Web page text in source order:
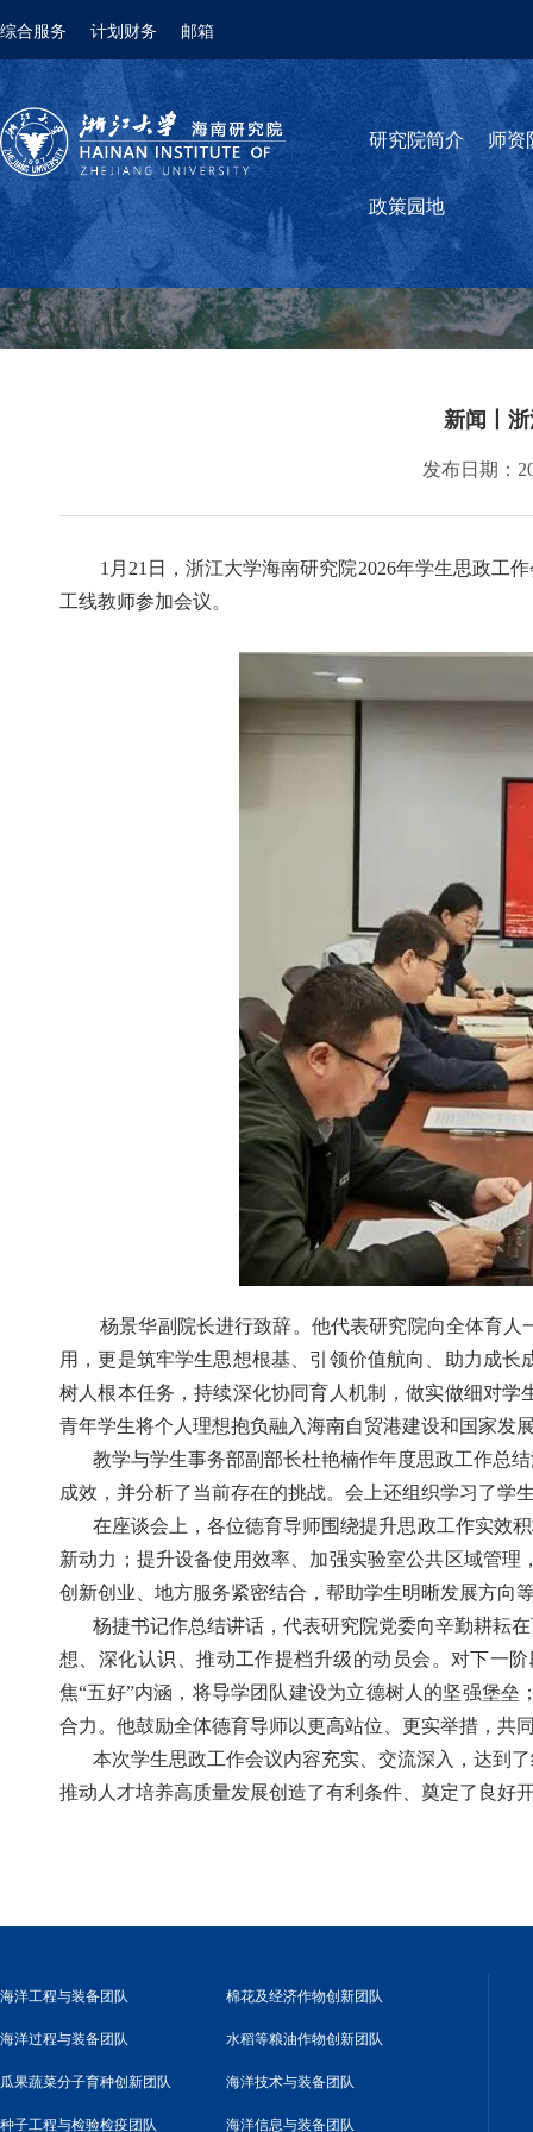
综合服务 计划财务 邮箱
研究院简介 师资
政策园地
新闻丨
发布日期：
1月21日，浙江大学海南研究院2026年学生思政工
工线教师参加会议。
杨景华副院长进行致辞。他代表研究院向全体育
用，更是筑牢学生思想根基、引领价值航向、助力成
树人根本任务，持续深化协同育人机制，做实做细对
青年学生将个人理想抱负融入海南自贸港建设和国家发
教学与学生事务部副部长杜艳楠作年度思政工作总
成效，并分析了当前存在的挑战。会上还组织学习了学
在座谈会上，各位德育导师围绕提升思政工作实效
新动力；提升设备使用效率、加强实验室公共区域管
创新创业、地方服务紧密结合，帮助学生明晰发展方向
杨捷书记作总结讲话，代表研究院党委向辛勤耕耘
想、深化认识、推动工作提档升级的动员会。对下一
焦“五好”内涵，将导学团队建设为立德树人的坚强堡
合力。他鼓励全体德育导师以更高站位、更实举措，共
本次学生思政工作会议内容充实、交流深入，达到
推动人才培养高质量发展创造了有利条件、奠定了良好
海洋工程与装备团队 棉花及经济作物创新团队
海洋过程与装备团队 水稻等粮油作物创新团队
瓜果蔬菜分子育种创新团队 海洋技术与装备团队
种子工程与检验检疫团队 海洋信息与装备团队